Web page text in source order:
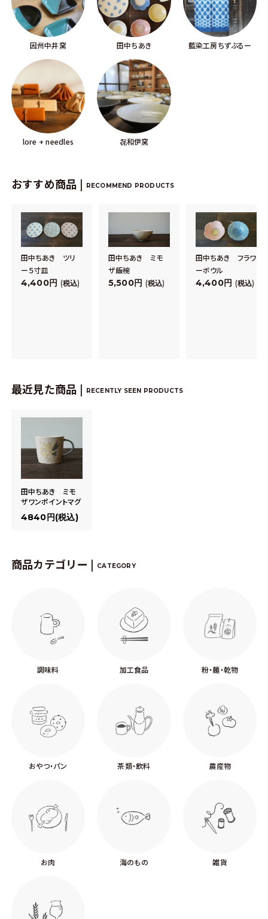
因州中井窯 田中ちあき 藍染工房ちずぶるー
lore + needles 㐂和伊窯
おすすめ商品 | RECOMMEND PRODUCTS
田中ちあき ツリ
ー５寸皿
4,400 税込
田中ちあき ミモ
ザ飯椀
5,500 税込
田中ちあき フラワ
ーボウル
4,400 税込
最近見た商品 | RECENTLY SEEN PRODUCTS
田中ちあき ミモ
ザワンポイントマグ
4840円(税込)
商品カテゴリー | CATEGORY
調味料 加工食品 粉・麺・乾物
おやつ・パン 茶類・飲料 農産物
お肉 海のもの 雑貨